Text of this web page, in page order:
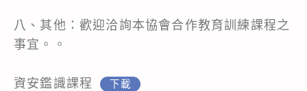
八、其他：歡迎洽詢本協會合作教育訓練課程之
事宜。。
資安鑑識課程 下載